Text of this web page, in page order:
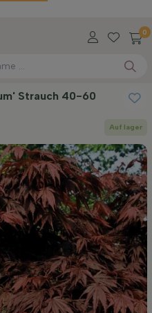
0
Strauch 40-60
Auf lager